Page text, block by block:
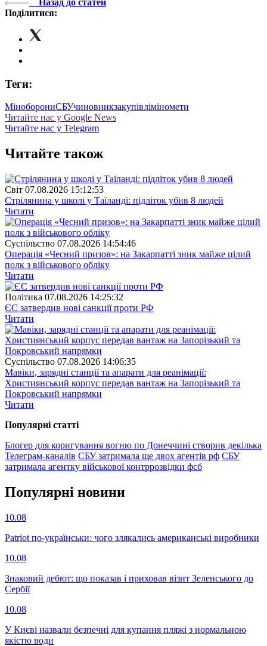
Поділитися:
Теги:
МіноборониСБУчиновникзакупівліміномети
Читайте нас у Google News
Читайте нас у Telegram
Читайте також
Свiт 07.08.2026 15:12:53
Стрілянина у школі у Таїланді: підліток убив 8 людей
Читати
Суспiльство 07.08.2026 14:54:46
Операція «Чесний призов»: на Закарпатті зник майже цілий
полк з військового обліку
Читати
Полiтика 07.08.2026 14:25:32
ЄС затвердив нові санкції проти РФ
Читати
Суспiльство 07.08.2026 14:06:35
Мавіки, зарядні станції та апарати для реанімації:
Християнський корпус передав вантаж на Запорізький та
Покровський напрямки
Читати
Популярнi статтi
Блогер для коригування вогню по Донеччині створив декілька
Телеграм-каналів СБУ затримала ще двох агентів рф СБУ
затримала агентку військової контррозвідки фсб
Популярнi новини
10.08
Patriot по-українськи: чого злякались американські виробники
10.08
Знаковий дебют: що показав і приховав візит Зеленського до
Сербії
10.08
У Києві назвали безпечні для купання пляжі з нормальною
якістю води